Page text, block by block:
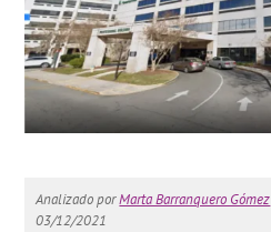
Analizado porMarta Barranquero Gómez
03/12/2021